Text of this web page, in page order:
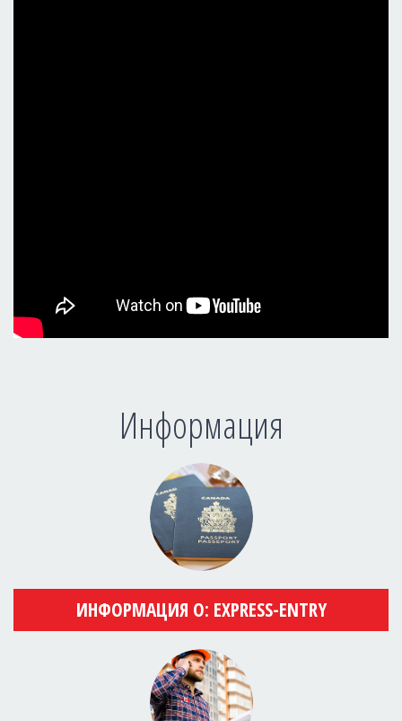
Информация
ИНФОРМАЦИЯ О: EXPRESS-ENTRY